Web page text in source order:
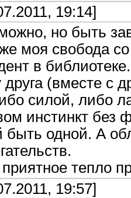
19:14]
но быть
моя свобода
в
(вместе с
силой, либо
инстинкт
быть одной. А
тепло
19:57]